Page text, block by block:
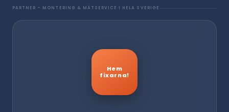
PARTNER – MONTERING & MÄTSERVICE I HELA SVERIGE
Hem
fixarna!